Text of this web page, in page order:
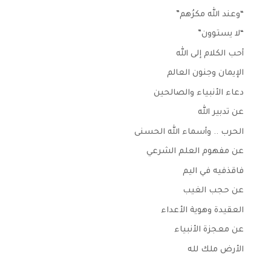
“وعند الله مكرُهم”
“لا يستوون”
أحب الكلام إلى الله
الإيمان وجنون العالم
دعاء الأنبياء والصالحين
عن تدبير الله
الحرب .. وأسماء الله الحسنى
عن مفهوم العلم الشرعي
فاقذفيه في اليم
عن حجب الغيب
العقيدة وهوية الأعداء
عن معجزة الأنبياء
الأرض ملك لله